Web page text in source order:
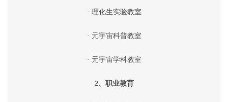
· 理化生实验教室
· 元宇宙科普教室
· 元宇宙学科教室
2、职业教育